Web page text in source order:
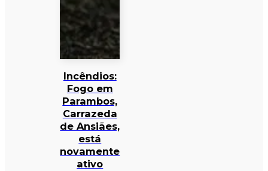
Incêndios:
Fogo em
Parambos,
Carrazeda
de Ansiães,
está
novamente
ativo